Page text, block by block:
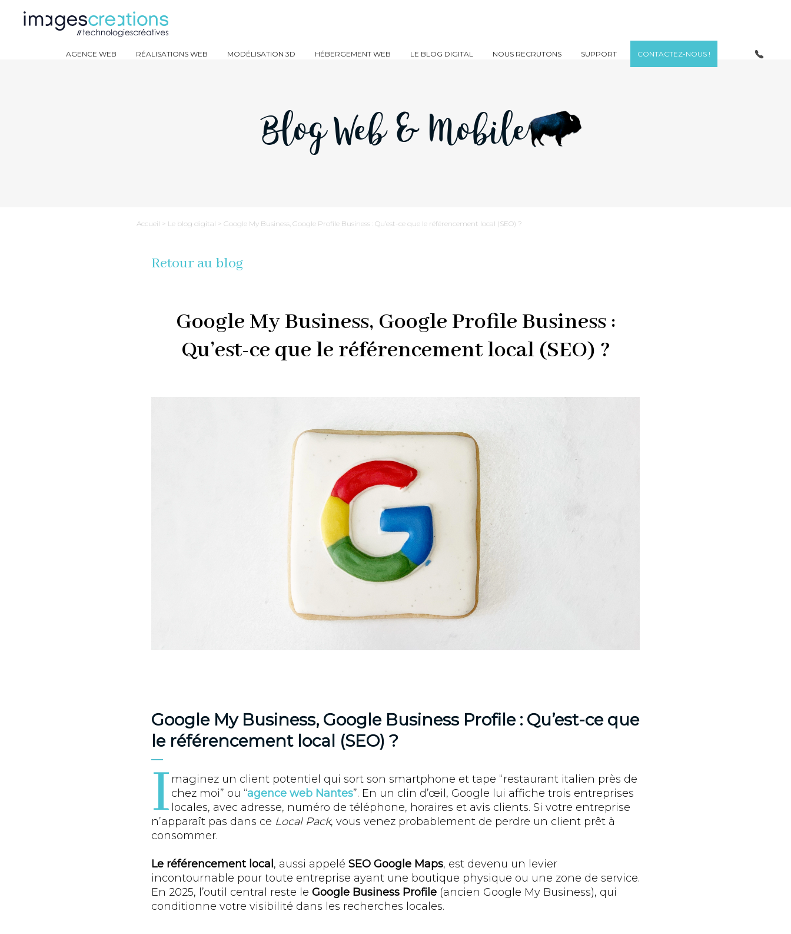
AGENCE WEB RÉALISATIONS WEB MODÉLISATION 3D HÉBERGEMENT WEB LE BLOG DIGITAL NOUS RECRUTONS SUPPORT CONTACTEZ-NOUS !
Blog Web & Mobile
Accueil > Le blog digital > Google My Business, Google Profile Business : Qu’est-ce que le référencement local (SEO) ?
Retour au blog
Google My Business, Google Profile Business :
Qu’est-ce que le référencement local (SEO) ?
Google My Business, Google Business Profile : Qu’est-ce que
le référencement local (SEO) ?
I maginez un client potentiel qui sort son smartphone et tape “restaurant italien près de
chez moi” ou “agence web Nantes”. En un clin d’œil, Google lui affiche trois entreprises
locales, avec adresse, numéro de téléphone, horaires et avis clients. Si votre entreprise
n’apparaît pas dans ce Local Pack, vous venez probablement de perdre un client prêt à
consommer.
Le référencement local , aussi appelé SEO Google Maps, est devenu un levier
incontournable pour toute entreprise ayant une boutique physique ou une zone de service.
En 2025, l’outil central reste le Google Business Profile (ancien Google My Business), qui
conditionne votre visibilité dans les recherches locales.